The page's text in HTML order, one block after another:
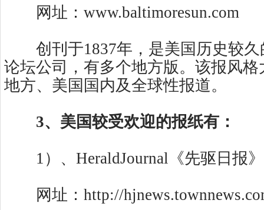
网址：www.baltimoresun.com
创刊于1837年，是美国历史较久
论坛公司，有多个地方版。该报风
地方、美国国内及全球性报道。
3、美国较受欢迎的报纸有：
1）、HeraldJournal《先驱日报》
网址：http://